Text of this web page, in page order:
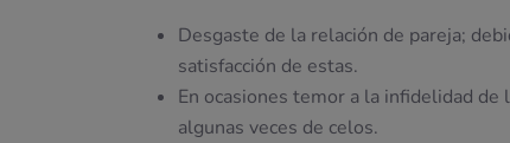
Desgaste de la relación de pareja;
satisfacción de estas.
En ocasiones temor a la infidelidad
algunas veces de celos.